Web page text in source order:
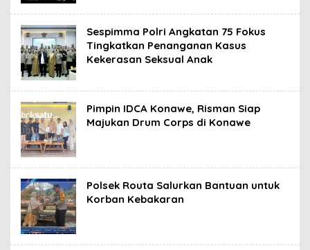
Sespimma Polri Angkatan 75 Fokus
Tingkatkan Penanganan Kasus
Kekerasan Seksual Anak
Pimpin IDCA Konawe, Risman Siap
Majukan Drum Corps di Konawe
Polsek Routa Salurkan Bantuan untuk
Korban Kebakaran